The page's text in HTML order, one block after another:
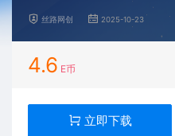
丝路网创 2025-10-23
4.6 E币
立即下载